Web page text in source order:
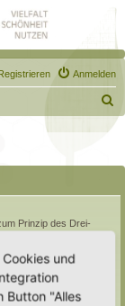
Anmelden
u
h
Prinzip des Drei-
,
und
Button "Alles